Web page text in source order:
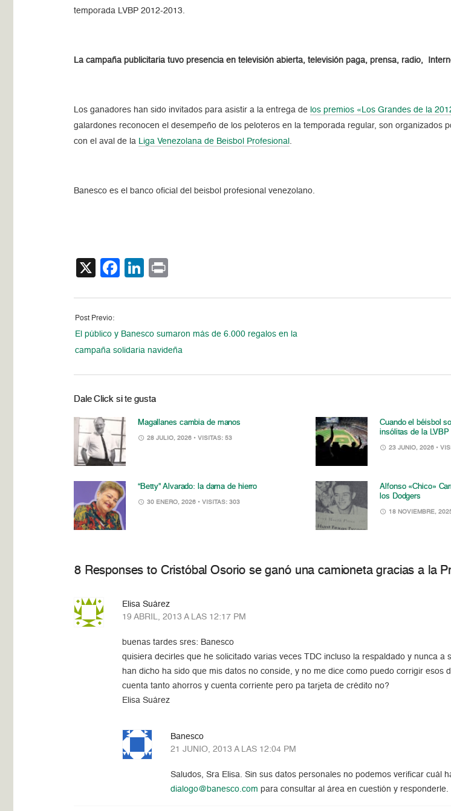
temporada LVBP 2012-2013.
La campaña publicitaria tuvo presencia en televisión abierta, televisión paga, prensa, radio,
Los ganadores han sido invitados para asistir a la entrega de los premios «Los Grandes de la
galardones reconocen el desempeño de los peloteros en la temporada regular, son organizados
con el aval de la
Liga Venezolana de Beisbol Profesional
Banesco es el banco oficial del beisbol profesional venezolano.
X Facebook
LinkedIn
Post Previo:
El público y Banesco sumaron más de 6.000 regalos en la
campaña solidaria navideña
Dale Click si te gusta
Magallanes cambia de manos
28 JULIO, 2026 • VISITAS: 53
Cuando el béisbol
insólitas de la LVBP
23 JUNIO, 2026 •
“Betty” Alvarado: la dama de hierro
30 ENERO, 2026 • VISITAS: 303
Alfonso «Chico»
los Dodgers
18 NOVIEMBRE,
8 Responses to Cristóbal Osorio se ganó una camioneta gracias a la
Elisa Suárez
19 ABRIL, 2013 A LAS 12:17 PM
buenas tardes sres: Banesco
quisiera decirles que he solicitado varias veces TDC incluso la respaldado y nunca
han dicho ha sido que mis datos no conside, y no me dice como puedo corrigir
cuenta tanto ahorros y cuenta corriente pero pa tarjeta de crédito no?
Elisa Suárez
Banesco
21 JUNIO, 2013 A LAS 12:04 PM
Saludos, Sra Elisa. Sin sus datos personales no podemos verificar cuál
dialogo@banesco.com para consultar al área en cuestión y responderle.